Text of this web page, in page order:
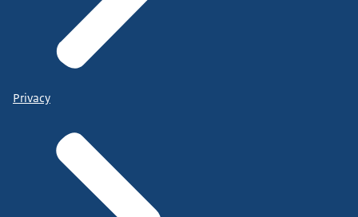
Privacy